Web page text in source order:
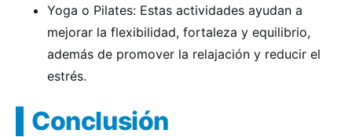
Yoga o Pilates: Estas actividades ayudan a
mejorar la flexibilidad, fortaleza y equilibrio,
además de promover la relajación y reducir el
estrés.
Conclusión